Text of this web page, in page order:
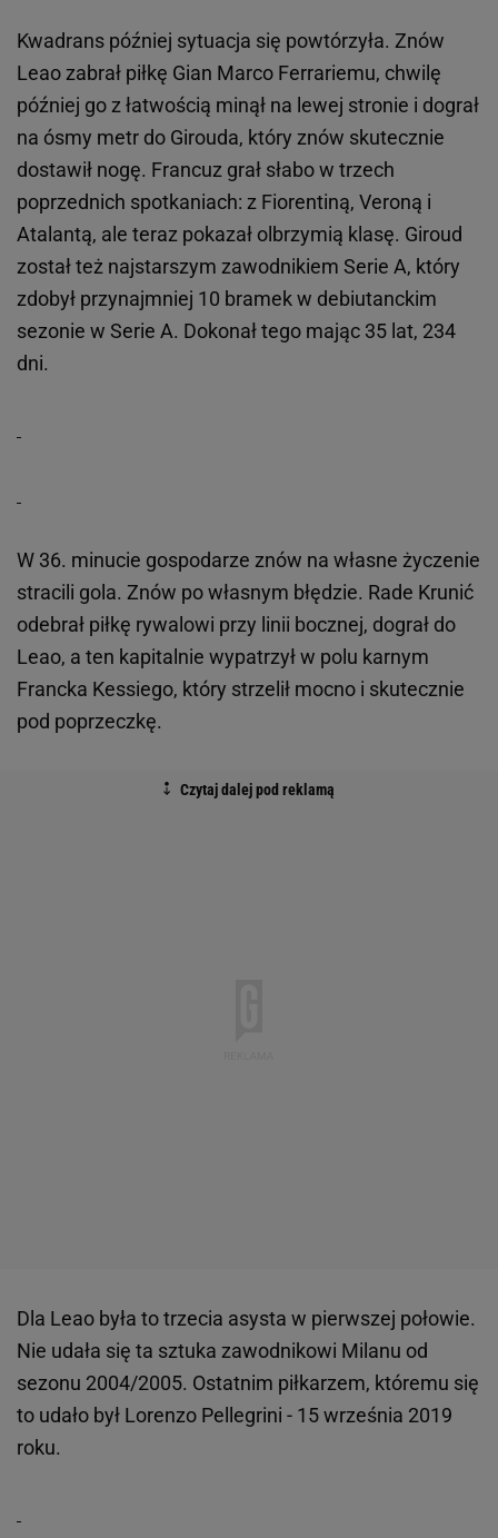
Kwadrans później sytuacja się powtórzyła. Znów
Leao zabrał piłkę Gian Marco Ferrariemu, chwilę
później go z łatwością minął na lewej stronie i dograł
na ósmy metr do Girouda, który znów skutecznie
dostawił nogę. Francuz grał słabo w trzech
poprzednich spotkaniach: z Fiorentiną, Veroną i
Atalantą, ale teraz pokazał olbrzymią klasę. Giroud
został też najstarszym zawodnikiem Serie A, który
zdobył przynajmniej 10 bramek w debiutanckim
sezonie w Serie A. Dokonał tego mając 35 lat, 234
dni.
W 36. minucie gospodarze znów na własne życzenie
stracili gola. Znów po własnym błędzie. Rade Krunić
odebrał piłkę rywalowi przy linii bocznej, dograł do
Leao, a ten kapitalnie wypatrzył w polu karnym
Francka Kessiego, który strzelił mocno i skutecznie
pod poprzeczkę.
Dla Leao była to trzecia asysta w pierwszej połowie.
Nie udała się ta sztuka zawodnikowi Milanu od
sezonu 2004/2005. Ostatnim piłkarzem, któremu się
to udało był Lorenzo Pellegrini - 15 września 2019
roku.